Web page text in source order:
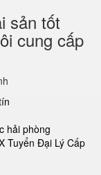
sản tốt
cung cấp
hải phòng
Tuyển Đại Lý Cấp